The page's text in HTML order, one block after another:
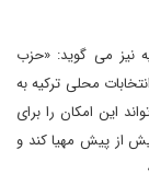
نیز می گوید: «حزب
محلی ترکیه به
این امکان را برای
از پیش مهیا کند و